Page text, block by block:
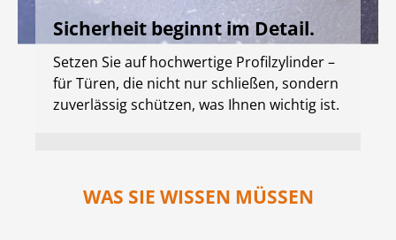
Sicherheit beginnt im Detail.
Setzen Sie auf hochwertige Profilzylinder –
für Türen, die nicht nur schließen, sondern
zuverlässig schützen, was Ihnen wichtig ist.
WAS SIE WISSEN MÜSSEN